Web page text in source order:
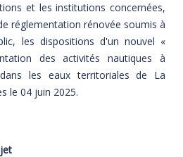
et les institutions concernées,
réglementation rénovée soumis à
les dispositions d'un nouvel «
des activités nautiques à
les eaux territoriales de La
le 04 juin 2025.